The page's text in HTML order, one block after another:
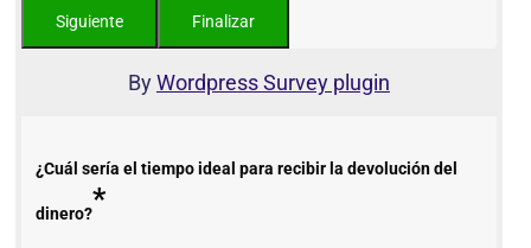
ByWordpress Survey plugin
¿Cuál sería el tiempo ideal para recibir la devolución del
dinero?*